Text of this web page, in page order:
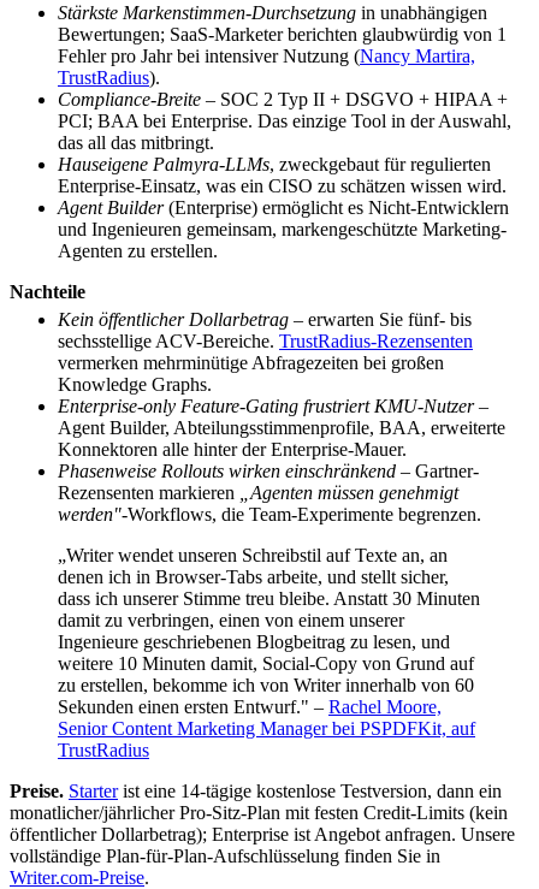
Stärkste Markenstimmen-Durchsetzung in unabhängigen
Bewertungen; SaaS-Marketer berichten glaubwürdig von 1
Fehler pro Jahr bei intensiver Nutzung (Nancy Martira,
TrustRadius).
Compliance-Breite – SOC 2 Typ II + DSGVO + HIPAA +
PCI; BAA bei Enterprise. Das einzige Tool in der Auswahl,
das all das mitbringt.
Hauseigene Palmyra-LLMs, zweckgebaut für regulierten
Enterprise-Einsatz, was ein CISO zu schätzen wissen wird.
Agent Builder(Enterprise) ermöglicht es Nicht-Entwicklern
und Ingenieuren gemeinsam, markengeschützte Marketing-
Agenten zu erstellen.
Nachteile
Kein öffentlicher Dollarbetrag – erwarten Sie fünf- bis
sechsstellige ACV-Bereiche. TrustRadius-Rezensenten
vermerken mehrminütige Abfragezeiten bei großen
Knowledge Graphs.
Enterprise-only Feature-Gating frustriert KMU-Nutzer–
Agent Builder, Abteilungsstimmenprofile, BAA, erweiterte
Konnektoren alle hinter der Enterprise-Mauer.
Phasenweise Rollouts wirken einschränkend – Gartner-
Rezensenten markieren
„Agenten müssen genehmigt
werden"-Workflows, die Team-Experimente begrenzen.
„Writer wendet unseren Schreibstil auf Texte an, an
denen ich in Browser-Tabs arbeite, und stellt sicher,
dass ich unserer Stimme treu bleibe. Anstatt 30 Minuten
damit zu verbringen, einen von einem unserer
Ingenieure geschriebenen Blogbeitrag zu lesen, und
weitere 10 Minuten damit, Social-Copy von Grund auf
zu erstellen, bekomme ich von Writer innerhalb von 60
Sekunden einen ersten Entwurf." – Rachel Moore,
Senior Content Marketing Manager bei PSPDFKit, auf
TrustRadius
Preise. Starterist eine 14-tägige kostenlose Testversion, dann ein
monatlicher/jährlicher Pro-Sitz-Plan mit festen Credit-Limits (kein
öffentlicher Dollarbetrag); Enterprise ist Angebot anfragen. Unsere
vollständige Plan-für-Plan-Aufschlüsselung finden Sie in
Writer.com-Preise.